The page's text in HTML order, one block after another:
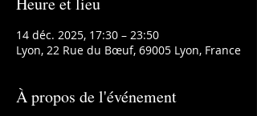
14 déc. 2025, 17:30 – 23:50
Lyon, 22 Rue du Bœuf, 69005 Lyon, France
À propos de l'événement